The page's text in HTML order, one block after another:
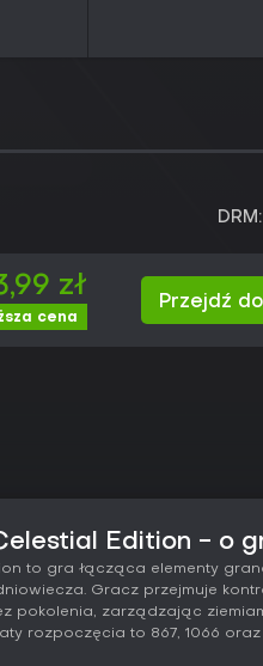
DRM:
zł
cena
Przejdź
Edition - o
to gra łącząca elementy
Gracz przejmuje
pokolenia, zarządzając
rozpoczęcia to 867, 1066 oraz